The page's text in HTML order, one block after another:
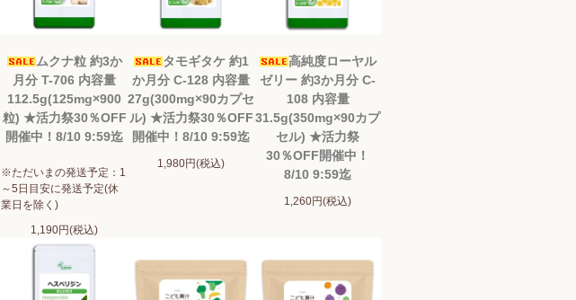
ムクナ粒 約3か
月分 T-706 内容量
112.5g(125mg×900
粒) ★活力祭30％OFF
開催中！8/10 9:59迄
※ただいまの発送予定：1
～5日目安に発送予定(休
業日を除く)
1,190円(税込)
タモギタケ 約1
か月分 C-128 内容量
27g(300mg×90カプセ
ル) ★活力祭30％OFF
開催中！8/10 9:59迄
1,980円(税込)
高純度ローヤル
ゼリー 約3か月分 C-
108 内容量
31.5g(350mg×90カプ
セル) ★活力祭
30％OFF開催中！
8/10 9:59迄
1,260円(税込)